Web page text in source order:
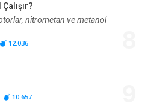
nitrometan ve metanol
12.036
10.657